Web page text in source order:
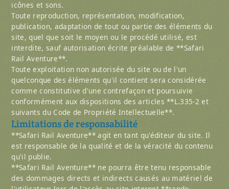
icônes et sons.
Toute reproduction, représentation, modification,
publication, adaptation de tout ou partie des éléments du
site, quel que soit le moyen ou le procédé utilisé, est
interdite, sauf autorisation écrite préalable de **Safari
Rail Aventure**.
Toute exploitation non autorisée du site ou de l'un
quelconque des éléments qu'il contient sera considérée
comme constitutive d'une contrefaçon et poursuivie
conformément aux dispositions des articles **L.335-2 et
suivants du Code de Propriété Intellectuelle**.
Limitations de responsabilité
**Safari Rail Aventure** agit en tant qu'éditeur du site. Il
est responsable de la qualité et de la véracité du contenu
qu'il publie.
**Safari Rail Aventure** ne pourra être tenu responsable
des dommages directs et indirects causés au matériel de